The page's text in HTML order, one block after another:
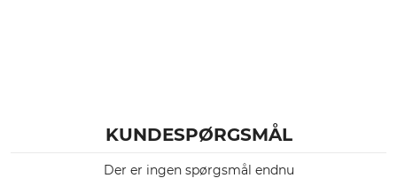
KUNDESPØRGSMÅL
Der er ingen spørgsmål endnu